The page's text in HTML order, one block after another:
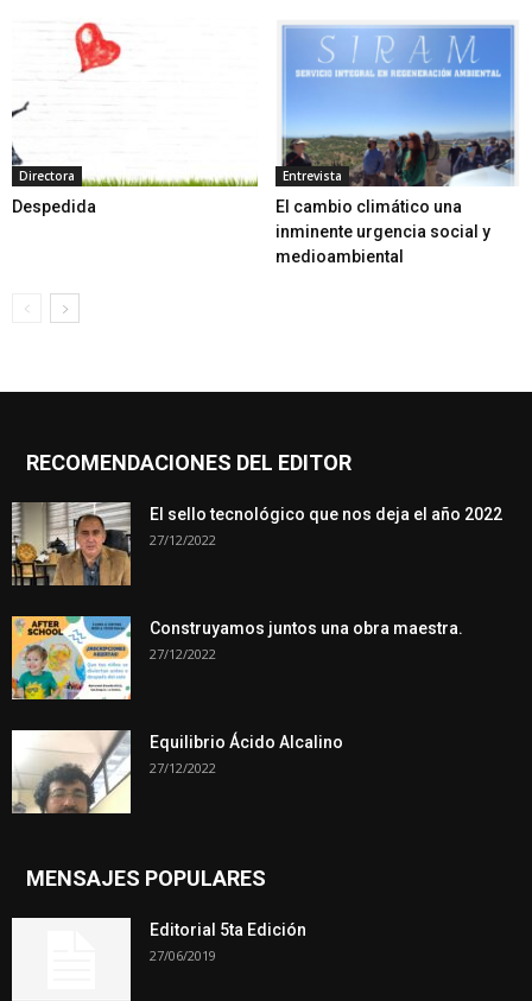
Directora
Despedida
Entrevista
El cambio climático una
inminente urgencia social y
medioambiental
RECOMENDACIONES DEL EDITOR
El sello tecnológico que nos deja el año 2022
27/12/2022
Construyamos juntos una obra maestra.
27/12/2022
Equilibrio Ácido Alcalino
27/12/2022
MENSAJES POPULARES
Editorial 5ta Edición
27/06/2019